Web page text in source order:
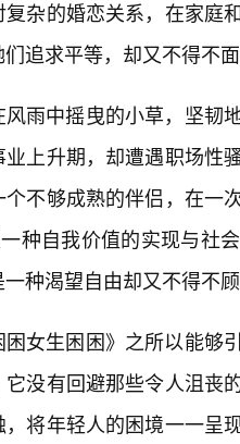
杂的婚恋关系，在家庭
追求平等，却又不得不
雨中摇曳的小草，坚韧
上升期，却遭遇职场性
不够成熟的伴侣，在一
一种自我价值的实现与社
种渴望自由却又不得不
困女生困困》之所以能
没有回避那些令人沮丧
将年轻人的困境一一呈